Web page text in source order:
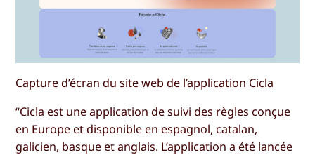
Capture d’écran du site web de l’application Cicla
“Cicla est une application de suivi des règles conçue
en Europe et disponible en espagnol, catalan,
galicien, basque et anglais. L’application a été lancée